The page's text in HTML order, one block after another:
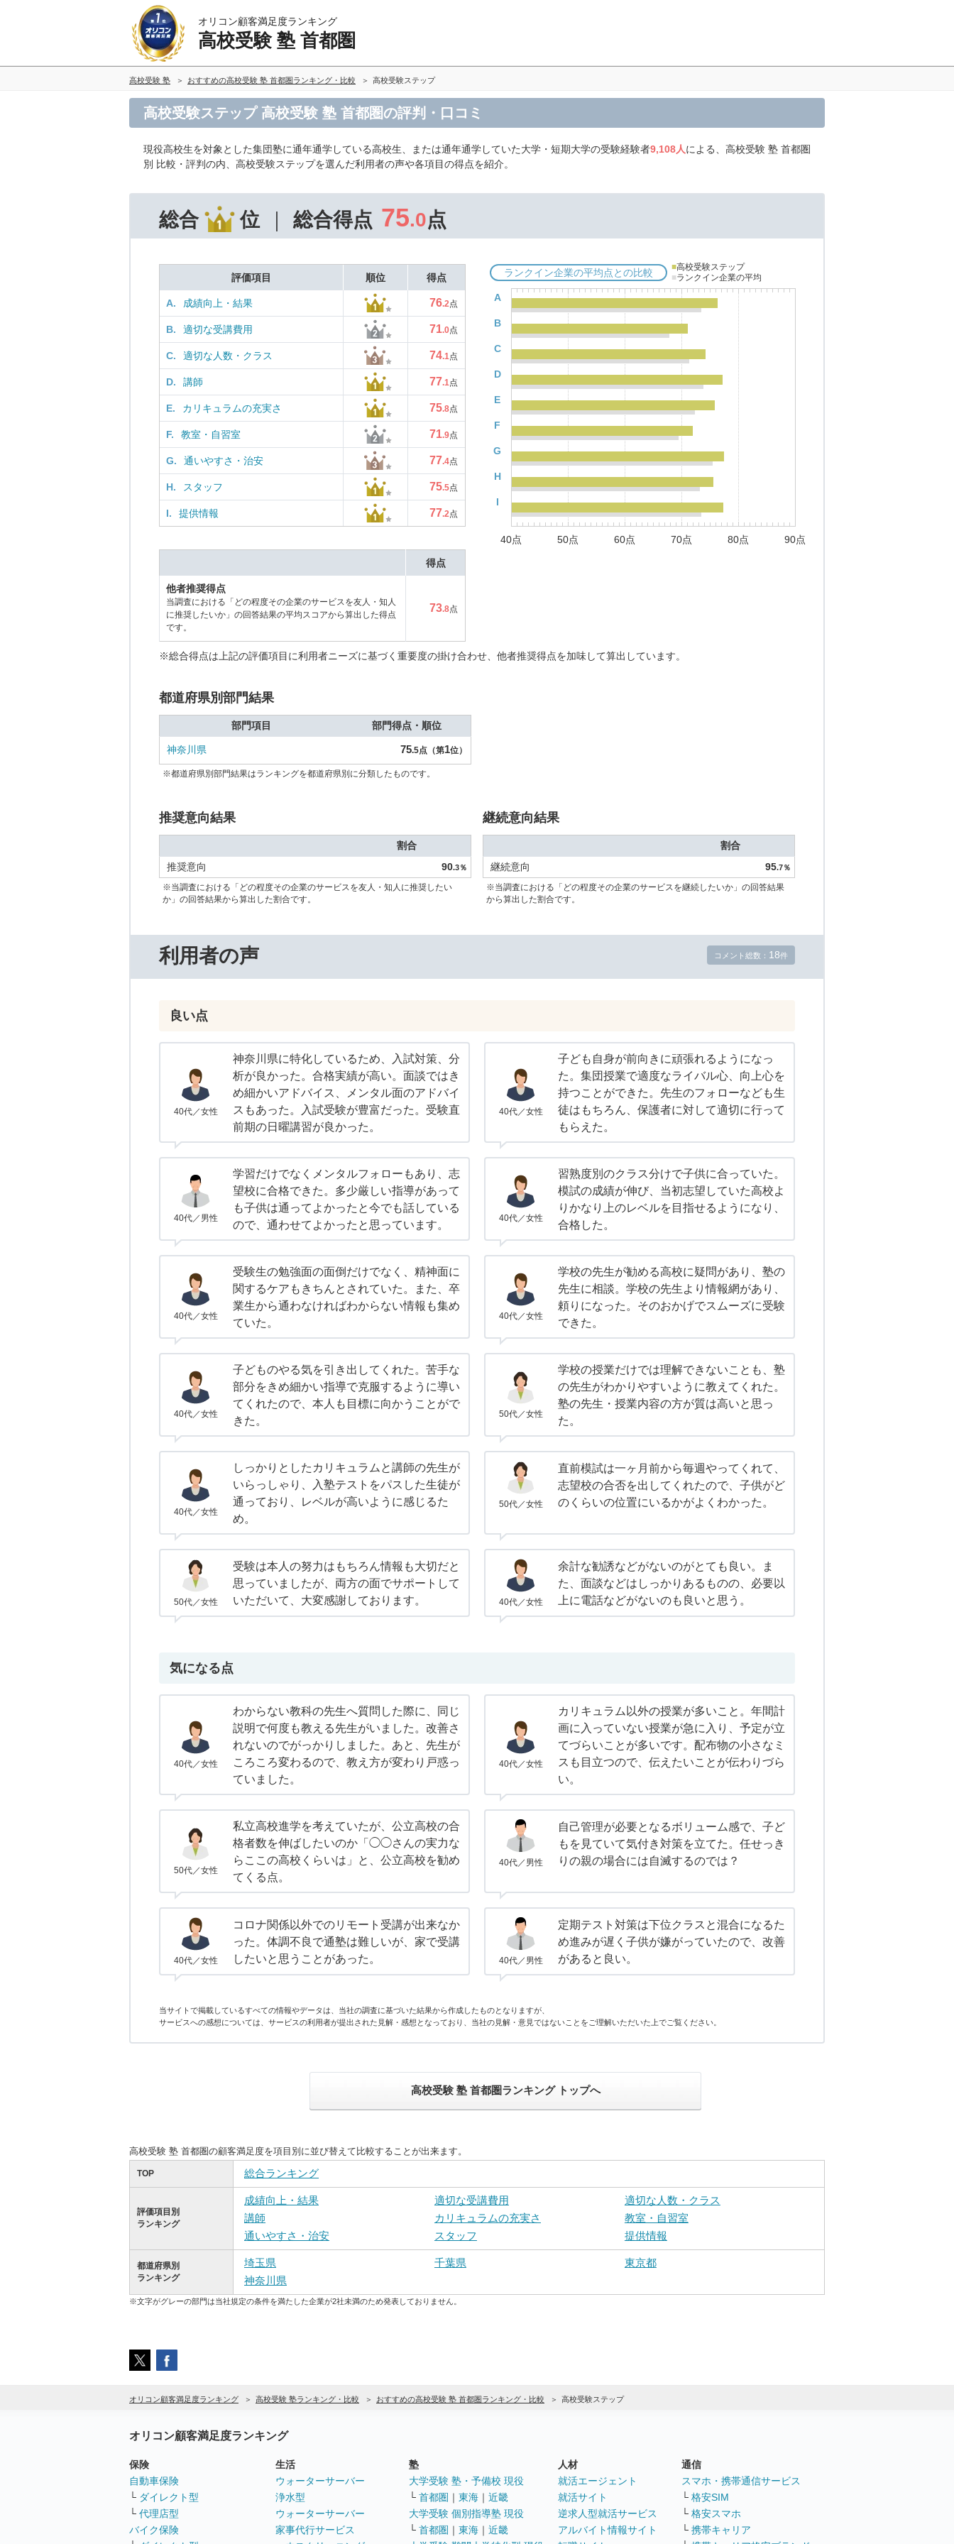
オリコン顧客満足度ランキング
高校受験 塾 首都圏
高校受験 塾 おすすめの高校受験 塾 首都圏ランキング・比較 高校受験ステップ
高校受験ステップ 高校受験 塾 首都圏の評判・口コミ
現役高校生を対象とした集団塾に通年通学している高校生、または通年通学していた大学・短期大学の受験経験者9,108人による、高校受験 塾 首都圏
別 比較・評判の内、高校受験ステップを選んだ利用者の声や各項目の得点を紹介。
総合 位 総合得点 75.0点
評価項目 順位 得点
A. 成績向上・結果 76.2点
B. 適切な受講費用 71.0点
C. 適切な人数・クラス 74.1点
D. 講師 77.1点
E. カリキュラムの充実さ 75.8点
F. 教室・自習室 71.9点
G. 通いやすさ・治安 77.4点
H. スタッフ 75.5点
I. 提供情報 77.2点
ランクイン企業の平均点との比較 ■高校受験ステップ
■ランクイン企業の平均
A
B
C
D
E
F
G
H
I
40点 50点 60点 70点 80点 90点
得点
他者推奨得点
当調査における「どの程度その企業のサービスを友人・知人
に推奨したいか」の回答結果の平均スコアから算出した得点
です。
73.8点
※総合得点は上記の評価項目に利用者ニーズに基づく重要度の掛け合わせ、他者推奨得点を加味して算出しています。
都道府県別部門結果
部門項目 部門得点・順位
神奈川県 75.5点（第1位）
※都道府県別部門結果はランキングを都道府県別に分類したものです。
推奨意向結果
割合
推奨意向
90.3％
※当調査における「どの程度その企業のサービスを友人・知人に推奨したい
か」の回答結果から算出した割合です。
継続意向結果
割合
継続意向
95.7％
※当調査における「どの程度その企業のサービスを継続したいか」の回答結果
から算出した割合です。
利用者の声 コメント総数： 18件
良い点
40代／女性
神奈川県に特化しているため、入試対策、分
析が良かった。合格実績が高い。面談ではき
め細かいアドバイス、メンタル面のアドバイ
スもあった。入試受験が豊富だった。受験直
前期の日曜講習が良かった。
40代／女性
子ども自身が前向きに頑張れるようになっ
た。集団授業で適度なライバル心、向上心を
持つことができた。先生のフォローなども生
徒はもちろん、保護者に対して適切に行って
もらえた。
40代／男性
学習だけでなくメンタルフォローもあり、志
望校に合格できた。多少厳しい指導があって
も子供は通ってよかったと今でも話している
ので、通わせてよかったと思っています。
40代／女性
習熟度別のクラス分けで子供に合っていた。
模試の成績が伸び、当初志望していた高校よ
りかなり上のレベルを目指せるようになり、
合格した。
40代／女性
受験生の勉強面の面倒だけでなく、精神面に
関するケアもきちんとされていた。また、卒
業生から通わなければわからない情報も集め
ていた。
40代／女性
学校の先生が勧める高校に疑問があり、塾の
先生に相談。学校の先生より情報網があり、
頼りになった。そのおかげでスムーズに受験
できた。
40代／女性
子どものやる気を引き出してくれた。苦手な
部分をきめ細かい指導で克服するように導い
てくれたので、本人も目標に向かうことがで
きた。
50代／女性
学校の授業だけでは理解できないことも、塾
の先生がわかりやすいように教えてくれた。
塾の先生・授業内容の方が質は高いと思っ
た。
40代／女性
しっかりとしたカリキュラムと講師の先生が
いらっしゃり、入塾テストをパスした生徒が
通っており、レベルが高いように感じるた
め。
50代／女性
直前模試は一ヶ月前から毎週やってくれて、
志望校の合否を出してくれたので、子供がど
のくらいの位置にいるかがよくわかった。
50代／女性
受験は本人の努力はもちろん情報も大切だと
思っていましたが、両方の面でサポートして
いただいて、大変感謝しております。
40代／女性
余計な勧誘などがないのがとても良い。ま
た、面談などはしっかりあるものの、必要以
上に電話などがないのも良いと思う。
気になる点
40代／女性
わからない教科の先生へ質問した際に、同じ
説明で何度も教える先生がいました。改善さ
れないのでがっかりしました。あと、先生が
ころころ変わるので、教え方が変わり戸惑っ
ていました。
40代／女性
カリキュラム以外の授業が多いこと。年間計
画に入っていない授業が急に入り、予定が立
てづらいことが多いです。配布物の小さなミ
スも目立つので、伝えたいことが伝わりづら
い。
50代／女性
私立高校進学を考えていたが、公立高校の合
格者数を伸ばしたいのか「◯◯さんの実力な
らここの高校くらいは」と、公立高校を勧め
てくる点。
40代／男性
自己管理が必要となるボリューム感で、子ど
もを見ていて気付き対策を立てた。任せっき
りの親の場合には自滅するのでは？
40代／女性
コロナ関係以外でのリモート受講が出来なか
った。体調不良で通塾は難しいが、家で受講
したいと思うことがあった。
40代／男性
定期テスト対策は下位クラスと混合になるた
め進みが遅く子供が嫌がっていたので、改善
があると良い。
当サイトで掲載しているすべての情報やデータは、当社の調査に基づいた結果から作成したものとなりますが、
サービスへの感想については、サービスの利用者が提出された見解・感想となっており、当社の見解・意見ではないことをご理解いただいた上でご覧ください。
高校受験 塾 首都圏ランキング トップへ
高校受験 塾 首都圏の顧客満足度を項目別に並び替えて比較することが出来ます。
TOP 総合ランキング
評価項目別
ランキング
成績向上・結果 適切な受講費用
適切な人数・クラス
講師
カリキュラムの充実さ
教室・自習室
通いやすさ・治安
スタッフ 提供情報
都道府県別
ランキング
埼玉県 千葉県
東京都
神奈川県
※文字がグレーの部門は当社規定の条件を満たした企業が2社未満のため発表しておりません。
オリコン顧客満足度ランキング 高校受験 塾ランキング・比較 おすすめの高校受験 塾 首都圏ランキング・比較 高校受験ステップ
オリコン顧客満足度ランキング
保険
自動車保険
└ ダイレクト型
└ 代理店型
バイク保険
生活
ウォーターサーバー
浄水型
ウォーターサーバー
家事代行サービス
塾
大学受験 塾・予備校 現役
└ 首都圏 ｜ 東海 ｜ 近畿
大学受験 個別指導塾 現役
└ 首都圏 ｜ 東海 ｜ 近畿
人材
就活エージェント
就活サイト
逆求人型就活サービス
アルバイト情報サイト
通信
スマホ・携帯通信サービス
└ 格安SIM
└ 格安スマホ
└ 携帯キャリア